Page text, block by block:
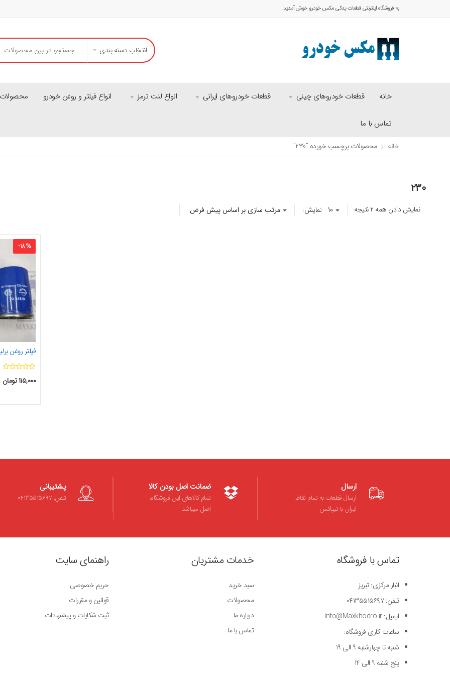
به فروشگاه اینترنتی قطعات یدکی مکس خودرو خوش آمدید.
انتخاب دسته بندی
خانه قطعات خودروهای چینی قطعات خودروهای ایرانی انواع لنت ترمز انواع فیلتر و روغن خودرو محصولات
تماس با ما
خانه محصولات برچسب خورده “230”
230
نمایش دادن همه 2 نتیجه نمایش:
-18%
فیلتر روغن
۱۱۵,۰۰۰تومان
پشتیبانی
تلفن: 04135515697
ضمانت اصل بودن کالا
تمام کالاهای این فروشگاه،
اصل میباشد
ارسال
ارسال قطعات به تمام نقاط
ایران با تیپاکس
راهنمای سایت
حریم خصوصی
قوانین و مقررات
ثبت شکایات و پیشنهادات
خدمات مشتریان
سبد خرید
محصولات
درباره ما
تماس با ما
تماس با فروشگاه
انبار مرکزی: تبریز
تلفن: ۰۴۱۳۵۵۱۵۶۹۷
ایمیل: Info@Maxkhodro.ir
ساعات کاری فروشگاه:
شنبه تا چهارشنبه 9 الی 19
پنج شنبه 9 الی 14